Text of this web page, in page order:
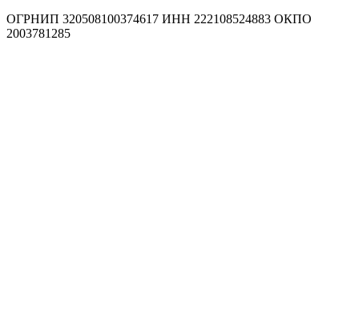
ОГРНИП 320508100374617 ИНН 222108524883 ОКПО
2003781285